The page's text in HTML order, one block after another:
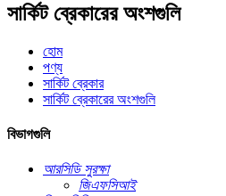
সার্কিট ব্রেকারের অংশগুলি
হোম
পণ্য
সার্কিট ব্রেকার
সার্কিট ব্রেকারের অংশগুলি
বিভাগগুলি
আরসিডি সুরক্ষা
জিএফসিআই